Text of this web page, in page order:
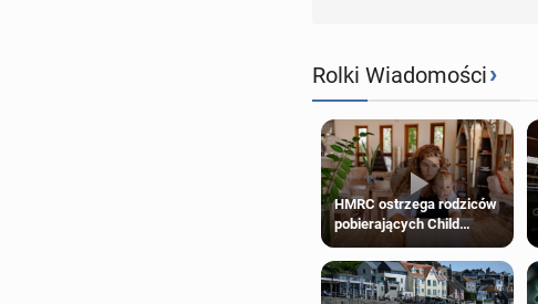
Rolki Wiadomości›
HMRC ostrzega rodziców
pobierających Child
Benefit. Mogą być
zobowiązani do zwrotu
zasiłku